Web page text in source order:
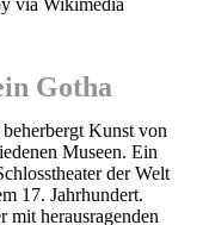
via Wikimedia
Gotha
Kunst von
Museen. Ein
der Welt
17. Jahrhundert.
mit herausragenden